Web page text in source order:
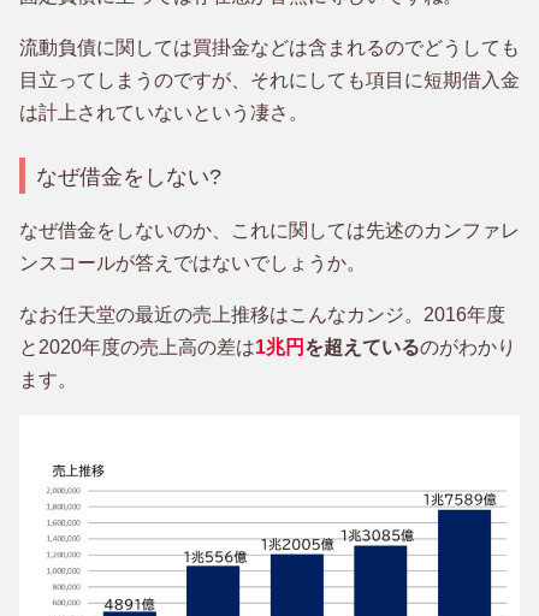
流動負債に関しては買掛金などは含まれるのでどうしても
目立ってしまうのですが、それにしても項目に短期借入金
は計上されていないという凄さ。
なぜ借金をしない?
なぜ借金をしないのか、これに関しては先述のカンファレ
ンスコールが答えではないでしょうか。
なお任天堂の最近の売上推移はこんなカンジ。2016年度
と2020年度の売上高の差は1兆円 を超えているのがわかり
ます。